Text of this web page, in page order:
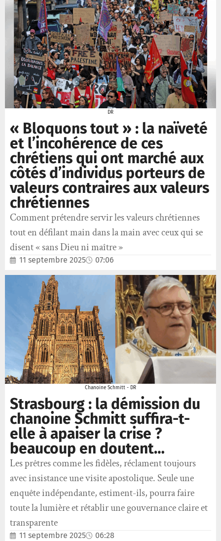
DR
« Bloquons tout » : la naïveté
et l’incohérence de ces
chrétiens qui ont marché aux
côtés d’individus porteurs de
valeurs contraires aux valeurs
chrétiennes
Comment prétendre servir les valeurs chrétiennes
tout en défilant main dans la main avec ceux qui se
disent « sans Dieu ni maître »
11 septembre 2025 07:06
Chanoine Schmitt - DR
Strasbourg : la démission du
chanoine Schmitt suffira-t-
elle à apaiser la crise ?
beaucoup en doutent…
Les prêtres comme les fidèles, réclament toujours
avec insistance une visite apostolique. Seule une
enquête indépendante, estiment-ils, pourra faire
toute la lumière et rétablir une gouvernance claire et
transparente
11 septembre 2025 06:28